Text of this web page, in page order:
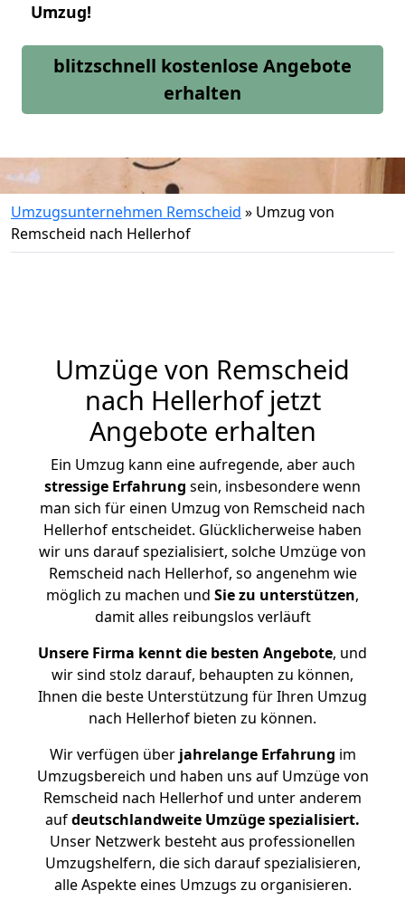
Umzug!
blitzschnell kostenlose Angebote
erhalten
Umzugsunternehmen Remscheid » Umzug von
Remscheid nach Hellerhof
Umzüge von Remscheid
nach Hellerhof jetzt
Angebote erhalten
Ein Umzug kann eine aufregende, aber auch
stressige Erfahrung sein, insbesondere wenn
man sich für einen Umzug von Remscheid nach
Hellerhof entscheidet. Glücklicherweise haben
wir uns darauf spezialisiert, solche Umzüge von
Remscheid nach Hellerhof, so angenehm wie
möglich zu machen und Sie zu unterstützen,
damit alles reibungslos verläuft
Unsere Firma kennt die besten Angebote, und
wir sind stolz darauf, behaupten zu können,
Ihnen die beste Unterstützung für Ihren Umzug
nach Hellerhof bieten zu können.
Wir verfügen überjahrelange Erfahrung im
Umzugsbereich und haben uns auf Umzüge von
Remscheid nach Hellerhof und unter anderem
aufdeutschlandweite Umzüge spezialisiert.
Unser Netzwerk besteht aus professionellen
Umzugshelfern, die sich darauf spezialisieren,
alle Aspekte eines Umzugs zu organisieren.